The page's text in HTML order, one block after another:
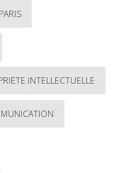
INTELLECTUELLE